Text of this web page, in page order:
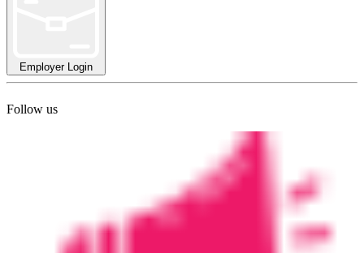
Employer Login
Follow us